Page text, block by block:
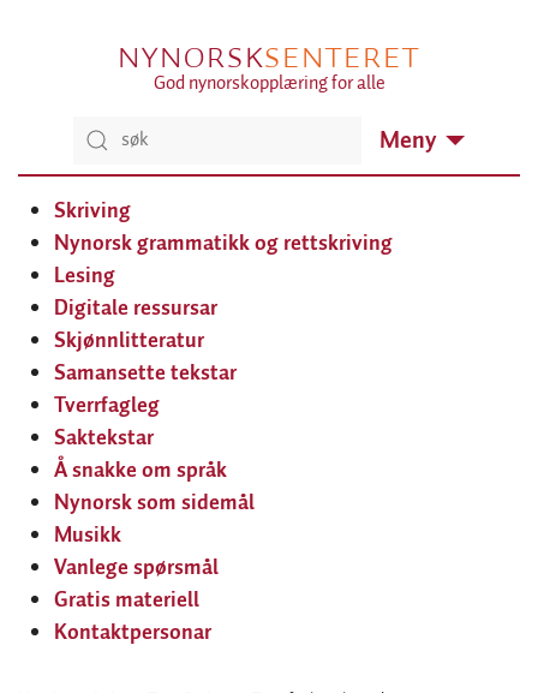
NYNORSKSENTERET
God nynorskopplæring for alle
Meny
Skriving
Nynorsk grammatikk og rettskriving
Lesing
Digitale ressursar
Skjønnlitteratur
Samansette tekstar
Tverrfagleg
Saktekstar
Å snakke om språk
Nynorsk som sidemål
Musikk
Vanlege spørsmål
Gratis materiell
Kontaktpersonar